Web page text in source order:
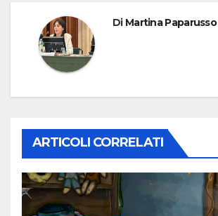
Di Martina Paparusso
ARTICOLI CORRELATI